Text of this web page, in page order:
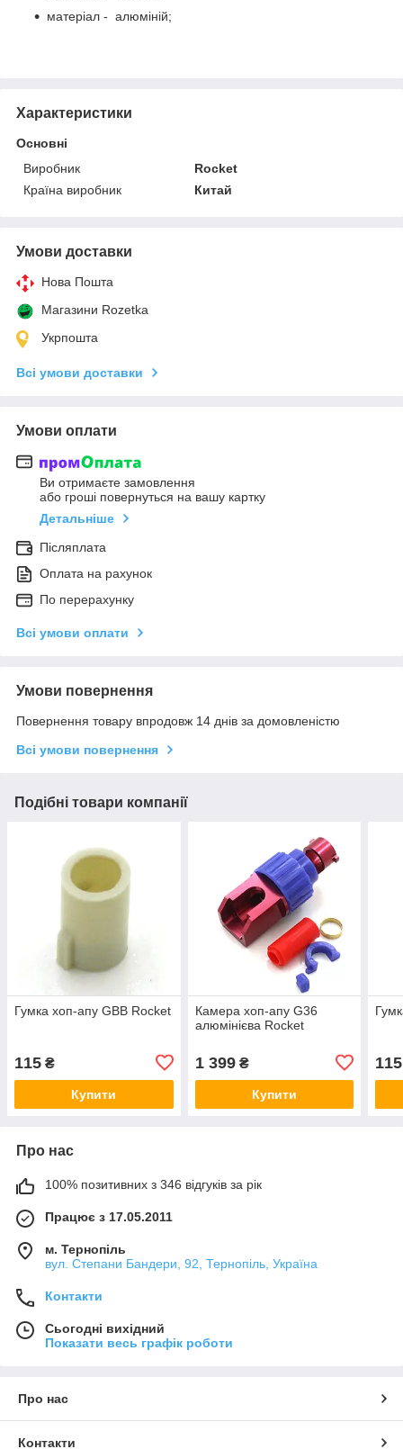
матеріал - алюміній;
Характеристики
Основні
Виробник
Rocket
Країна виробник
Китай
Умови доставки
Нова Пошта
Магазини Rozetka
Укрпошта
Всі умови доставки
Умови оплати
Ви отримаєте замовлення
або гроші повернуться на вашу картку
Детальніше
Післяплата
Оплата на рахунок
По перерахунку
Всі умови оплати
Умови повернення
Повернення товару впродовж 14 днів за домовленістю
Всі умови повернення
Подібні товари компанії
Гумка хоп-апу GBB Rocket
115 ₴
Купити
Камера хоп-апу G36
алюмінієва Rocket
1 399₴
Купити
115
Про нас
100% позитивних з 346 відгуків за рік
Працює з 17.05.2011
м. Тернопіль
вул. Степани Бандери, 92, Тернопіль, Україна
Контакти
Сьогодні вихідний
Показати весь графік роботи
Про нас
Контакти